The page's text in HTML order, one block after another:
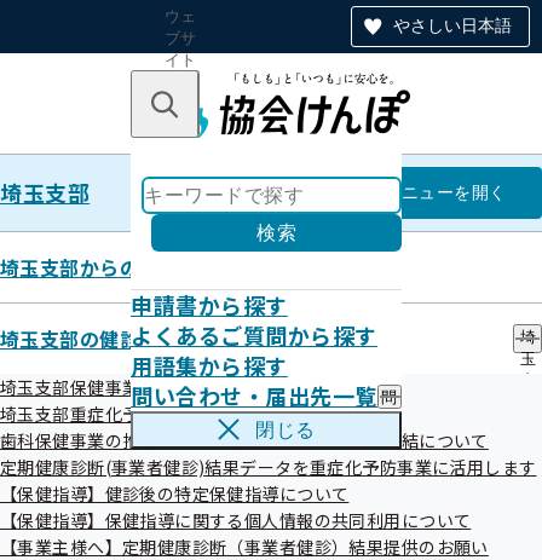
やさしい日本語
ウェ
ブサ
イト
のナ
ン
キーワードで探す
検索
申請書から探す
よくあるご質問から探す
用語集から探す
問い合わせ・届出先一覧 問
い
わ
届
出
閉じる
埼玉支部 埼玉支部
メニューを開く
埼玉支部からのお知らせ
埼玉支部の健診・保健指導のご案内
埼
玉
診
埼玉支部保健事業の外部委託について
埼玉支部重症化予防事業について
歯科保健事業の推進に向けた研究に関する覚書の締結について
定期健康診断(事業者健診)結果データを重症化予防事業に活用します
【保健指導】健診後の特定保健指導について
【保健指導】保健指導に関する個人情報の共同利用について
【事業主様へ】定期健康診断（事業者健診）結果提供のお願い
令和4年度 第5回埼玉支部評議会
資料
令和5年1月17日（火）に令和４年度第５回全国健康保険協
会埼玉支部評議会を開催いたしました。